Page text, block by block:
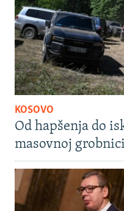
KOSOVO
Od hapšenja do
masovnoj